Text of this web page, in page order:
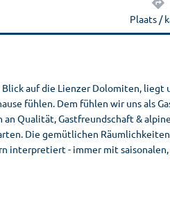
Plaats /
auf die Lienzer Dolomiten, liegt
fühlen. Dem fühlen wir uns als
Qualität, Gastfreundschaft &
Die gemütlichen
interpretiert - immer mit